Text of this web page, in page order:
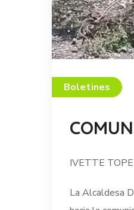
Boletines
IVETTE
La Alcaldesa